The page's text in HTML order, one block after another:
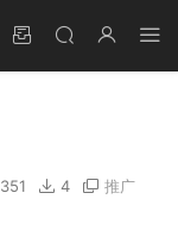
351 4 推广